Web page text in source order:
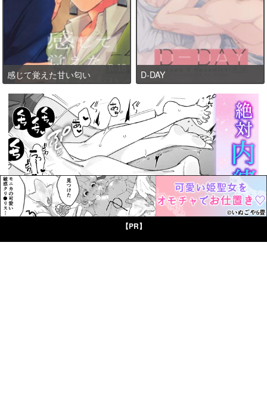
【PR】
感じて覚えた甘い匂い D-DAY